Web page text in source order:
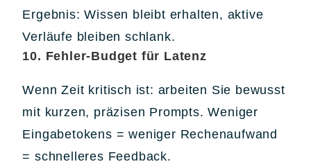
Ergebnis: Wissen bleibt erhalten, aktive
Verläufe bleiben schlank.
10. Fehler-Budget für Latenz
Wenn Zeit kritisch ist: arbeiten Sie bewusst
mit kurzen, präzisen Prompts. Weniger
Eingabetokens = weniger Rechenaufwand
= schnelleres Feedback.